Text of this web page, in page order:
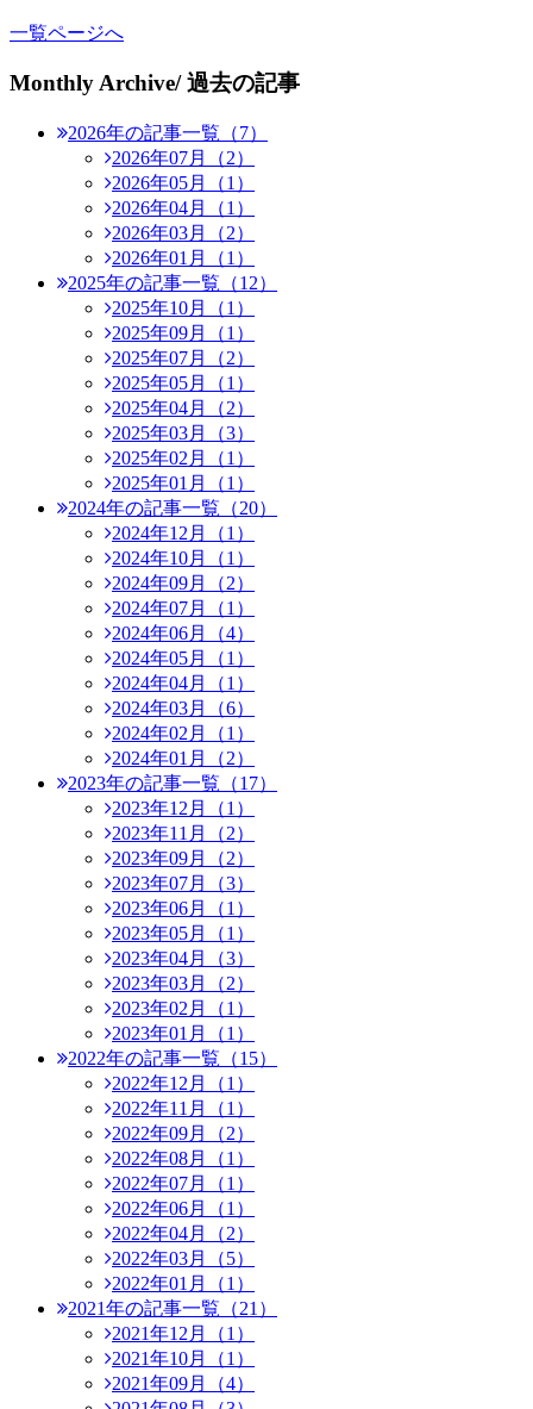
一覧ページへ
Monthly Archive/ 過去の記事
2026年の記事一覧（7）
2026年07月（2）
2026年05月（1）
2026年04月（1）
2026年03月（2）
2026年01月（1）
2025年の記事一覧（12）
2025年10月（1）
2025年09月（1）
2025年07月（2）
2025年05月（1）
2025年04月（2）
2025年03月（3）
2025年02月（1）
2025年01月（1）
2024年の記事一覧（20）
2024年12月（1）
2024年10月（1）
2024年09月（2）
2024年07月（1）
2024年06月（4）
2024年05月（1）
2024年04月（1）
2024年03月（6）
2024年02月（1）
2024年01月（2）
2023年の記事一覧（17）
2023年12月（1）
2023年11月（2）
2023年09月（2）
2023年07月（3）
2023年06月（1）
2023年05月（1）
2023年04月（3）
2023年03月（2）
2023年02月（1）
2023年01月（1）
2022年の記事一覧（15）
2022年12月（1）
2022年11月（1）
2022年09月（2）
2022年08月（1）
2022年07月（1）
2022年06月（1）
2022年04月（2）
2022年03月（5）
2022年01月（1）
2021年の記事一覧（21）
2021年12月（1）
2021年10月（1）
2021年09月（4）